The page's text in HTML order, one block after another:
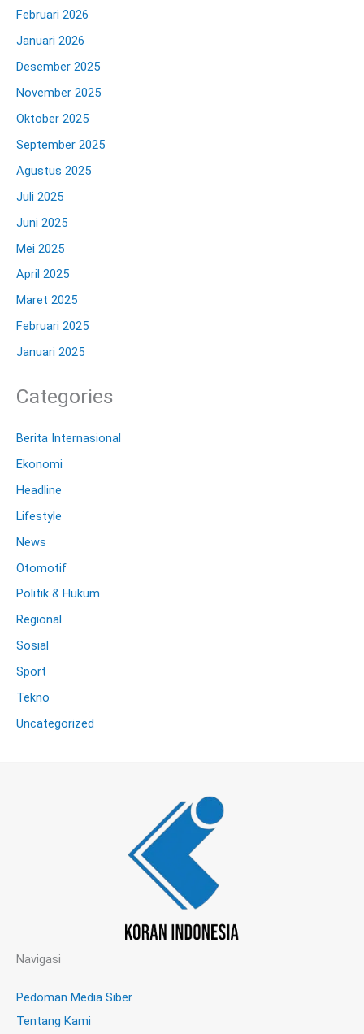
Februari 2026
Januari 2026
Desember 2025
November 2025
Oktober 2025
September 2025
Agustus 2025
Juli 2025
Juni 2025
Mei 2025
April 2025
Maret 2025
Februari 2025
Januari 2025
Categories
Berita Internasional
Ekonomi
Headline
Lifestyle
News
Otomotif
Politik & Hukum
Regional
Sosial
Sport
Tekno
Uncategorized
Navigasi
Pedoman Media Siber
Tentang Kami